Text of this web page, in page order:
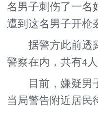
名男子刺伤了一名
遭到这名男子开枪
据警方此前透露
警察在内，共有4人
目前，嫌疑男子
当局警告附近居民